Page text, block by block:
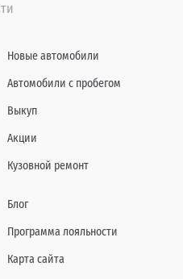
Новые автомобили
Автомобили с пробегом
Выкуп
Акции
Кузовной ремонт
Блог
Программа лояльности
Карта сайта